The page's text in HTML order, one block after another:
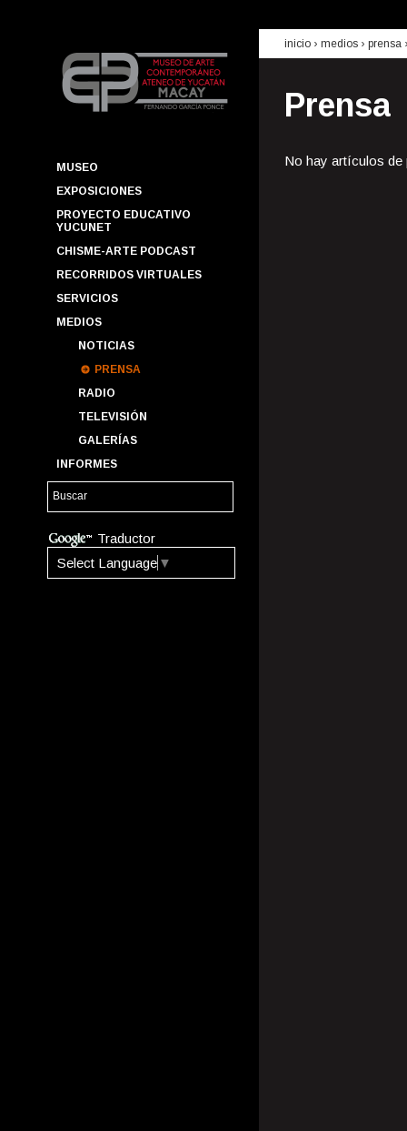
MUSEO
EXPOSICIONES
PROYECTO EDUCATIVO
YUCUNET
CHISME-ARTE PODCAST
RECORRIDOS VIRTUALES
SERVICIOS
MEDIOS
NOTICIAS
PRENSA
RADIO
TELEVISIÓN
GALERÍAS
INFORMES
Traductor
Select Language ▼
inicio › medios › prensa
Prensa
No hay artículos de